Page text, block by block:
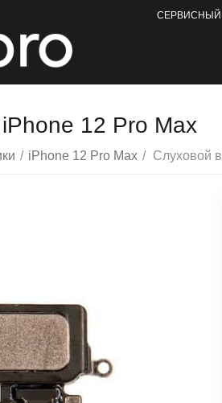
СЕРВИСНЫЙ
12 Pro Max
/ iPhone 12 Pro Max /